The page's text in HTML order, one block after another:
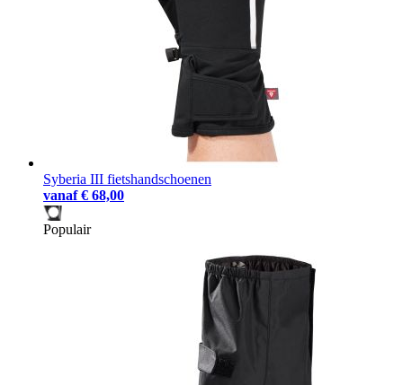
Syberia III fietshandschoenen
vanaf € 68,00
Populair